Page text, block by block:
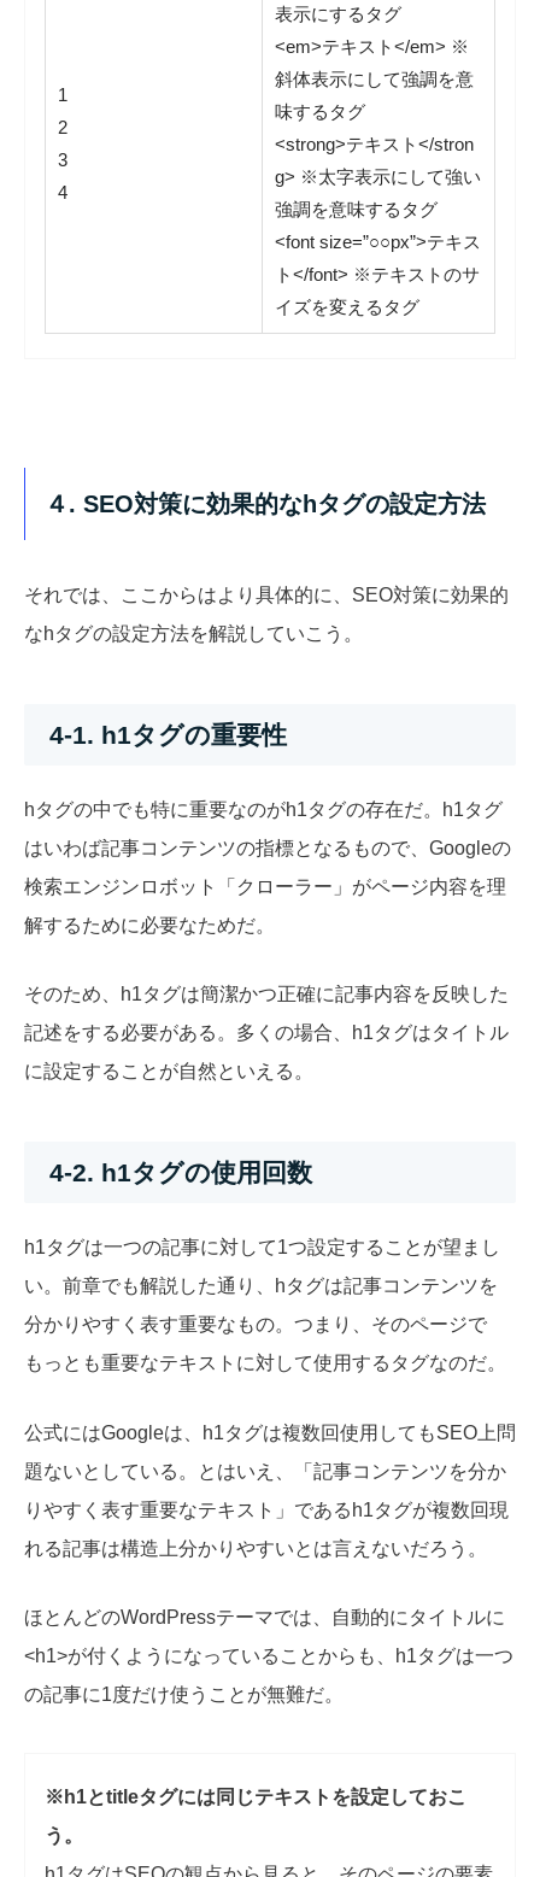
1
2
3
4
表示にするタグ
<em>テキスト</em> ※
斜体表示にして強調を意
味するタグ
<strong>テキスト</stron
g> ※太字表示にして強い
強調を意味するタグ
<font size=”○○px”>テキス
ト</font> ※テキストのサ
イズを変えるタグ
４. SEO対策に効果的なhタグの設定方法
それでは、ここからはより具体的に、SEO対策に効果的
なhタグの設定方法を解説していこう。
4-1. h1タグの重要性
hタグの中でも特に重要なのがh1タグの存在だ。h1タグ
はいわば記事コンテンツの指標となるもので、Googleの
検索エンジンロボット「クローラー」がページ内容を理
解するために必要なためだ。
そのため、h1タグは簡潔かつ正確に記事内容を反映した
記述をする必要がある。多くの場合、h1タグはタイトル
に設定することが自然といえる。
4-2. h1タグの使用回数
h1タグは一つの記事に対して1つ設定することが望まし
い。前章でも解説した通り、hタグは記事コンテンツを
分かりやすく表す重要なもの。つまり、そのページで
もっとも重要なテキストに対して使用するタグなのだ。
公式にはGoogleは、h1タグは複数回使用してもSEO上問
題ないとしている。とはいえ、「記事コンテンツを分か
りやすく表す重要なテキスト」であるh1タグが複数回現
れる記事は構造上分かりやすいとは言えないだろう。
ほとんどのWordPressテーマでは、自動的にタイトルに
<h1>が付くようになっていることからも、h1タグは一つ
の記事に1度だけ使うことが無難だ。
※h1とtitleタグには同じテキストを設定しておこ
う。